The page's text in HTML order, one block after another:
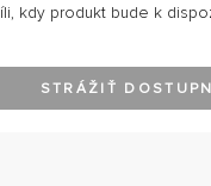
kdy produkt bude k
STRÁŽIŤ